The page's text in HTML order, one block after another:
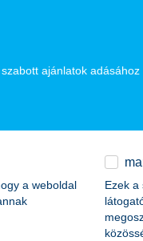
minden időben
az
biztosít
A KBC 2011-ben
ajánlatok
a weboldal
Ezek a